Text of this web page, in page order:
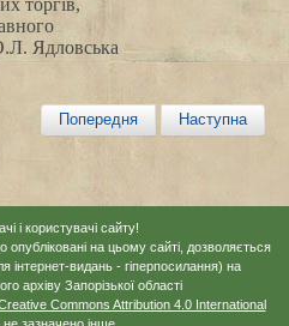
торгів,
Ядловська
Попередня Наступна
і користувачі сайту!
на цьому сайті, дозволяється
інтернет-видань - гіперпосилання) на
архіву Запорізької області
Commons Attribution 4.0 International